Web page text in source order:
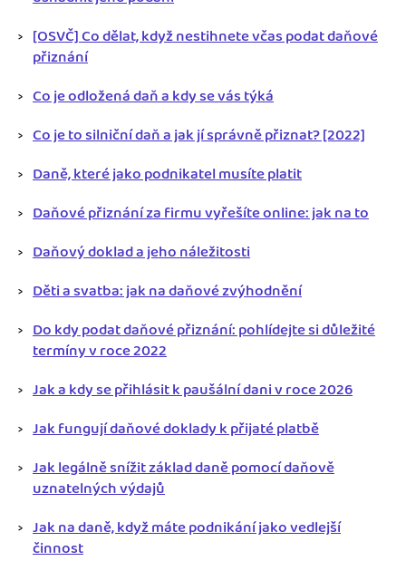
[OSVČ] Co dělat, když nestihnete včas podat daňové
přiznání
Co je odložená daň a kdy se vás týká
Co je to silniční daň a jak jí správně přiznat? [2022]
Daně, které jako podnikatel musíte platit
Daňové přiznání za firmu vyřešíte online: jak na to
Daňový doklad a jeho náležitosti
Děti a svatba: jak na daňové zvýhodnění
Do kdy podat daňové přiznání: pohlídejte si důležité
termíny v roce 2022
Jak a kdy se přihlásit k paušální dani v roce 2026
Jak fungují daňové doklady k přijaté platbě
Jak legálně snížit základ daně pomocí daňově
uznatelných výdajů
Jak na daně, když máte podnikání jako vedlejší
činnost